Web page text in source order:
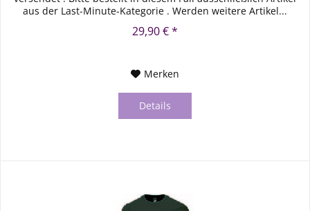
aus der Last-Minute-Kategorie . Werden weitere Artikel...
29,90 € *
Merken
Details